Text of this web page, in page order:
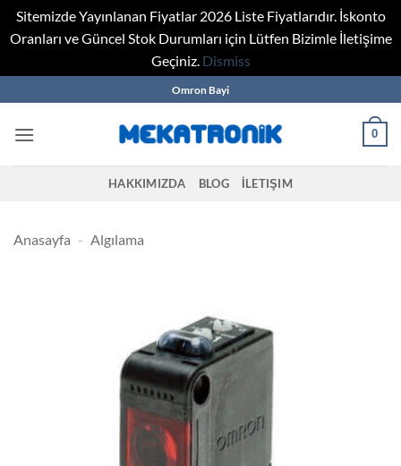
Sitemizde Yayınlanan Fiyatlar 2026 Liste Fiyatlarıdır. İskonto
Oranları ve Güncel Stok Durumları için Lütfen Bizimle İletişime
Geçiniz. Dismiss
to
content
Omron Bayi
0
HAKKIMIZDA BLOG İLETIŞIM
Anasayfa - Algılama